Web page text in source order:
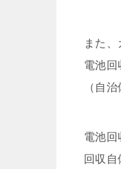
また
電池回
（自
電池回
回収